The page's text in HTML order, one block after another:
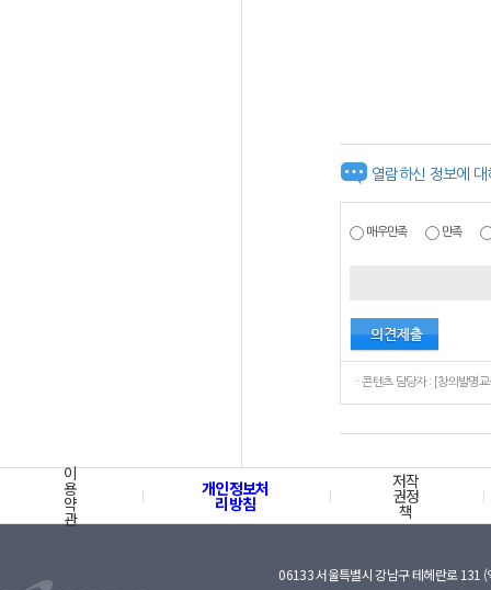
열람하신 정보에
매우만족 만족
이
용
약
관
개인정보처
리방침
저작
권정
책
06133 서울특별시 강남구 테헤란로 131 (